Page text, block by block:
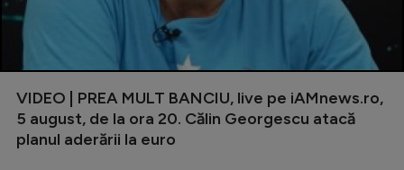
VIDEO | PREA MULT BANCIU, live pe iAMnews.ro,
5 august, de la ora 20. Călin Georgescu atacă
planul aderării la euro